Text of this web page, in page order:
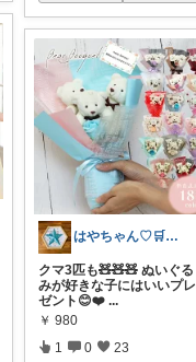
はやちゃん♡🛒✨感謝です💖🙏✨
クマ3匹も🧸🧸🧸 ぬいぐる
みが好きな子にはいいプレ
ゼント😊❤️ ...
￥ 980
1 0 23